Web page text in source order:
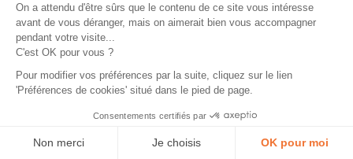
ce site vous intéresse avant de vous
déranger, mais on aimerait bien vous accompagner pendant votre
visite...
C'est OK pour vous ?
Pour modifier vos préférences par la suite, cliquez sur le lien
'Préférences de cookies' situé dans le pied de page.
Consentements certifiés par
Non merci Je choisis OK pour moi
Depuis les confinements successifs liés à la crise sanitaire,
cette expression « trouver du sens à son travail » est
devenue incontournable dans le monde de l’entreprise. Le
brown-out a même fait son apparition pour désigner un
mal-être au travail lié à une perte de sens. Alors, comment
»,
la
réalité
ce
terme
Lire la suite »